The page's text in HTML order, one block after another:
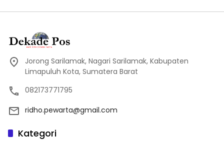
Jorong Sarilamak, Nagari Sarilamak, Kabupaten
Limapuluh Kota, Sumatera Barat
082173771795
ridho.pewarta@gmail.com
Kategori